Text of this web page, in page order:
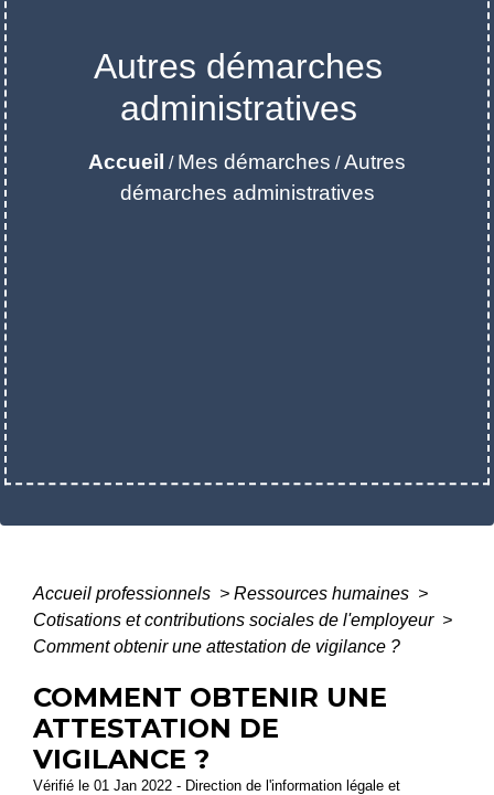
Autres démarches
administratives
Accueil / Mes démarches /Autres
démarches administratives
Accueil professionnels > Ressources humaines >
Cotisations et contributions sociales de l'employeur >
Comment obtenir une attestation de vigilance ?
COMMENT OBTENIR UNE
ATTESTATION DE
VIGILANCE ?
Vérifié le 01 Jan 2022 - Direction de l'information légale et